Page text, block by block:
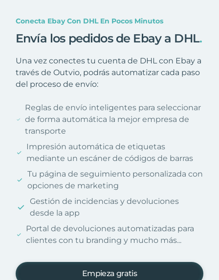
Conecta Ebay Con DHL En Pocos Minutos
Envía los pedidos de Ebay a DHL.
Una vez conectes tu cuenta de DHL con Ebay a
través de Outvio, podrás automatizar cada paso
del proceso de envío:
Reglas de envío inteligentes para seleccionar
de forma automática la mejor empresa de
transporte
Impresión automática de etiquetas
mediante un escáner de códigos de barras
Tu página de seguimiento personalizada con
opciones de marketing
Gestión de incidencias y devoluciones
desde la app
Portal de devoluciones automatizadas para
clientes con tu branding y mucho más...
Empieza gratis